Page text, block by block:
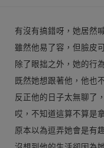
有沒有搞錯呀，她居然
雖然他易了容，但臉皮
除了眼拙之外，她的行
既然她想跟著他，他也
反正他的日子太無聊了
哎，不知道這算不算是
原本以為逗弄她會是有